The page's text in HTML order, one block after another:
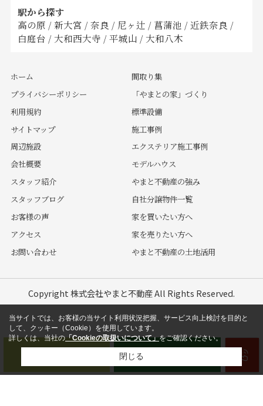
駅から探す
高の原 / 新大宮 / 奈良 / 尼ヶ辻 / 菖蒲池 / 近鉄奈良 /
白庭台 / 大和西大寺 / 平城山 / 大和八木
ホーム
プライバシーポリシー
利用規約
サイトマップ
周辺施設
会社概要
スタッフ紹介
スタッフブログ
お客様の声
アクセス
お問い合わせ
間取り集
「やまとの家」づくり
標準設備
施工事例
エクステリア施工事例
モデルハウス
やまと不動産の強み
自社分譲物件一覧
家を買いたい方へ
家を売りたい方へ
やまと不動産の土地活用
Copyright 株式会社やまと不動産 All Rights Reserved.
当サイトでは、お客様の当サイト利用状況把握、サービス向上検討を目的と
して、クッキー（Cookie）を使用しています。
詳しくは、当社の「Cookieの取扱いについて」をご確認ください。
閉じる